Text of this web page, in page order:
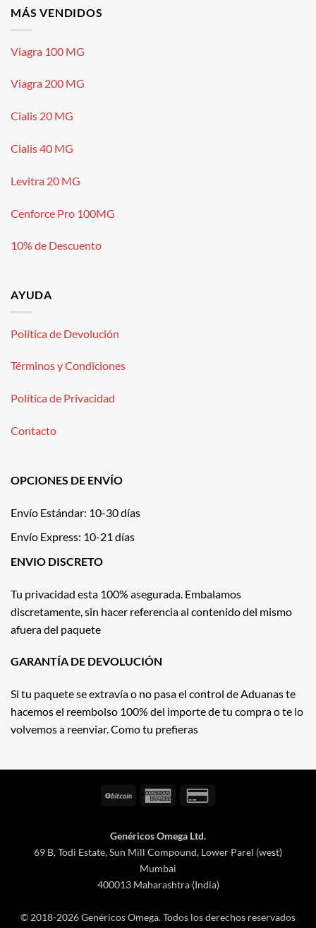
MÁS VENDIDOS
Viagra 100 MG
Viagra 200 MG
Cialis 20 MG
Cialis 40 MG
Levitra 20 MG
Cenforce Pro 100MG
10% de Descuento
AYUDA
Política de Devolución
Términos y Condiciones
Política de Privacidad
Contacto
OPCIONES DE ENVÍO
Envío Estándar: 10-30 días
Envío Express: 10-21 días
ENVIO DISCRETO
Tu privacidad esta 100% asegurada. Embalamos
discretamente, sin hacer referencia al contenido del mismo
afuera del paquete
GARANTÍA DE DEVOLUCIÓN
Si tu paquete se extravía o no pasa el control de Aduanas te
hacemos el reembolso 100% del importe de tu compra o te lo
volvemos a reenviar. Como tu prefieras
BitCoin
American
Genéricos Omega Ltd.
69 B, Todi Estate, Sun Mill Compound, Lower Parel (west)
Mumbai
400013 Maharashtra (India)
© 2018-2026 Genéricos Omega. Todos los derechos reservados